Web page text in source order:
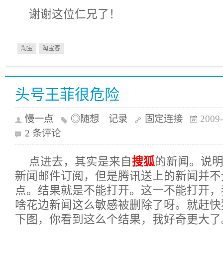
谢谢这位仁兄了！
淘宝 淘宝客
头号王菲很危险
慢一点 ◎随想 记录 固定连接
2 条评论
点进去，其实是来自搜狐的新闻。说
新闻邮件订阅，但是腾讯送上的新闻并
点。结果就是不能打开。这一不能打开
啥花边新闻这么敏感被删除了呀。就赶
下图，你看到这么个结果，我好奇更大